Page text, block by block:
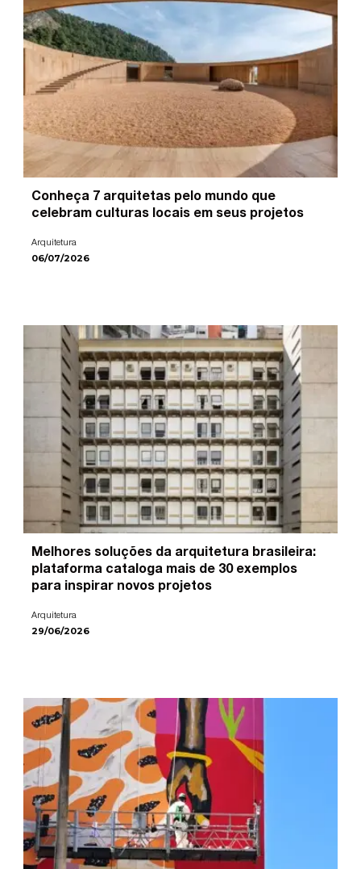
Conheça 7 arquitetas pelo mundo que
celebram culturas locais em seus projetos
Arquitetura
06/07/2026
Melhores soluções da arquitetura brasileira:
plataforma cataloga mais de 30 exemplos
para inspirar novos projetos
Arquitetura
29/06/2026